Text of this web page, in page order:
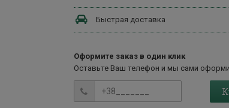
Быстрая доставка
Оформите заказ в один клик
Оставьте Ваш телефон и мы сами